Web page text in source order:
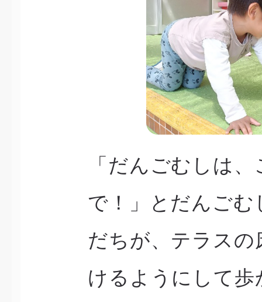
「だんごむしは
で！」とだんご
だちが、テラス
けるようにして